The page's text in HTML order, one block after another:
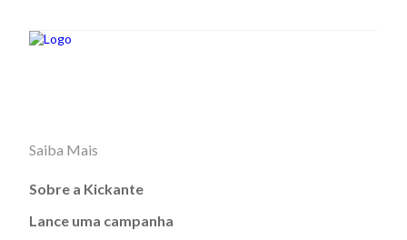
Saiba Mais
Sobre a Kickante
Lance uma campanha